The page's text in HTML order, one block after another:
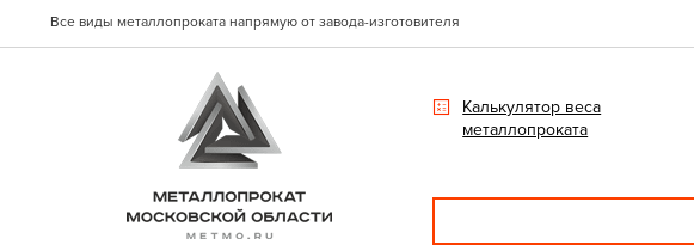
Все виды металлопроката напрямую от завода-изготовителя
Калькулятор веса
металлопроката